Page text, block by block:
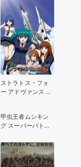
ストラトス・フォ
ー アドヴァンス 完
甲虫王者ムシキン
グ スーパーバトル
造甲虫～